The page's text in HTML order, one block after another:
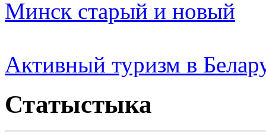
Минск старый и новый
Активный туризм в
Статыстыка